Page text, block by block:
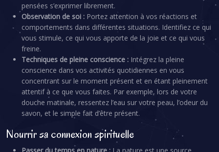
pensées s’exprimer librement.
Observation de soi : Portez attention à vos réactions et
comportements dans différentes situations. Identifiez ce qui
vous stimule, ce qui vous apporte de la joie et ce qui vous
freine.
Techniques de pleine conscience : Intégrez la pleine
conscience dans vos activités quotidiennes en vous
concentrant sur le moment présent et en étant pleinement
attentif à ce que vous faites. Par exemple, lors de votre
douche matinale, ressentez l’eau sur votre peau, l’odeur du
savon, et le simple fait d’être présent.
Nourrir sa connexion spirituelle